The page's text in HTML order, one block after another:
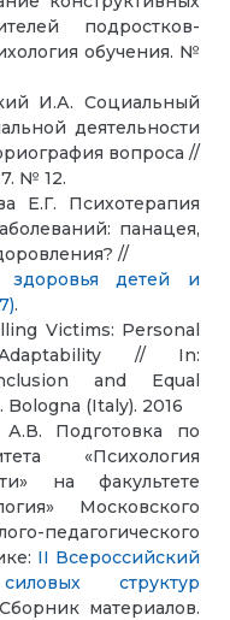
подростков-
обучения. №
И.А. Социальный
деятельности
вопроса //
№ 12.
Е.Г. Психотерапия
панацея,
//
здоровья детей и
.
Victims: Personal
// In:
and Equal
(Italy). 2016
Подготовка по
«Психология
на факультете
Московского
педагогического
II Всероссийский
структур
Сборник материалов.